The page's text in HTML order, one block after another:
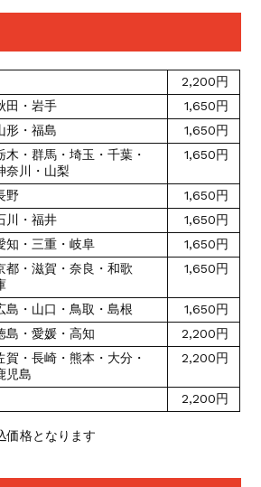
2,200円
田・岩手
1,650円
形・福島
1,650円
木・群馬・埼玉・千葉・
奈川・山梨
1,650円
野
1,650円
川・福井
1,650円
知・三重・岐阜
1,650円
都・滋賀・奈良・和歌
1,650円
島・山口・鳥取・島根
1,650円
島・愛媛・高知
2,200円
賀・長崎・熊本・大分・
児島
2,200円
2,200円
価格となります